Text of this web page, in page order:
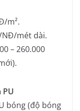
m².
mét dài.
– 260.000
PU
bóng (độ bóng